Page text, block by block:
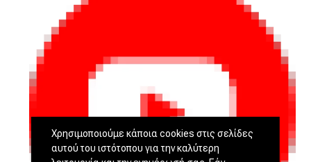
Χρησιμοποιούμε κάποια cookies στις σελίδες
αυτού του ιστότοπου για την καλύτερη